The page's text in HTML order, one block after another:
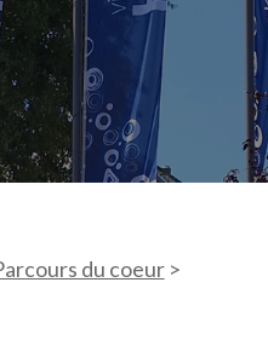
du coeur>